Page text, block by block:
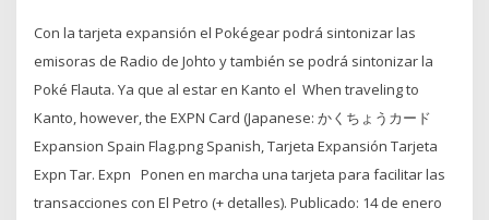
Con la tarjeta expansión el Pokégear podrá sintonizar las
emisoras de Radio de Johto y también se podrá sintonizar la
Poké Flauta. Ya que al estar en Kanto el When traveling to
Kanto, however, the EXPN Card (Japanese: かくちょうカード
Expansion Spain Flag.png Spanish, Tarjeta Expansión Tarjeta
Expn Tar. Expn Ponen en marcha una tarjeta para facilitar las
transacciones con El Petro (+ detalles). Publicado: 14 de enero